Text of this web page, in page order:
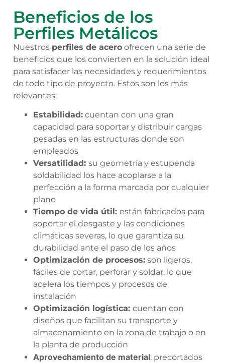
Beneficios de los
Perfiles Metálicos
Nuestros perfiles de acero ofrecen una serie de
beneficios que los convierten en la solución ideal
para satisfacer las necesidades y requerimientos
de todo tipo de proyecto. Estos son los más
relevantes:
Estabilidad: cuentan con una gran
capacidad para soportar y distribuir cargas
pesadas en las estructuras donde son
empleados
Versatilidad: su geometría y estupenda
soldabilidad los hace acoplarse a la
perfección a la forma marcada por cualquier
plano
Tiempo de vida útil: están fabricados para
soportar el desgaste y las condiciones
climáticas severas, lo que garantiza su
durabilidad ante el paso de los años
Optimización de procesos: son ligeros,
fáciles de cortar, perforar y soldar, lo que
acelera los tiempos y procesos de
instalación
Optimización logística: cuentan con
diseños que facilitan su transporte y
almacenamiento en la zona de trabajo o en
la planta de producción
Aprovechamiento de material: precortados